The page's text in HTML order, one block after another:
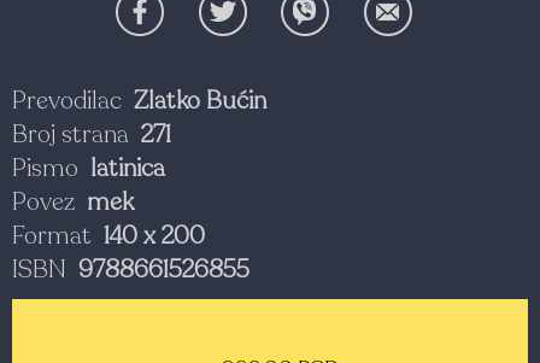
Prevodilac Zlatko Bućin
Broj strana 271
Pismo latinica
Povez mek
Format 140 x 200
ISBN 9788661526855